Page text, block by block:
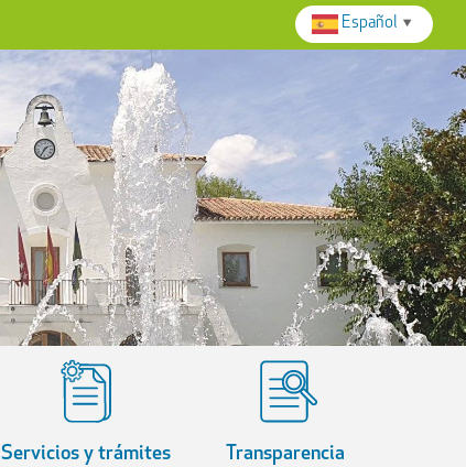
Servicios y trámites Transparencia
Español ▼